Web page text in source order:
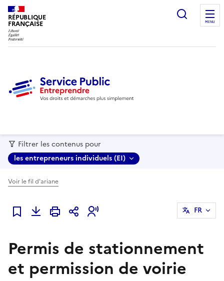
RÉPUBLIQUE
FRANÇAISE MENU
Filtrer les contenus pour
les entrepreneurs individuels (EI)
Voir le fil d'ariane
Ajouter à mes favoris
FR
Permis de stationnement
et permission de voirie